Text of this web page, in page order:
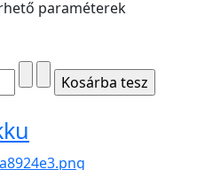
paraméterek